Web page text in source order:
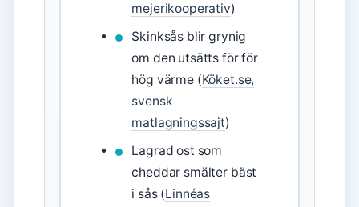
mejerikooperativ)
Skinksås blir grynig
om den utsätts för för
hög värme (Köket.se,
svensk
matlagningssajt)
Lagrad ost som
cheddar smälter bäst
i sås (Linnéas